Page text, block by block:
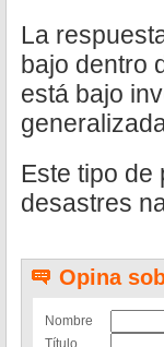
La
bajo dentro
está bajo
Este tipo de
desastres
Opina
Nombre
Título